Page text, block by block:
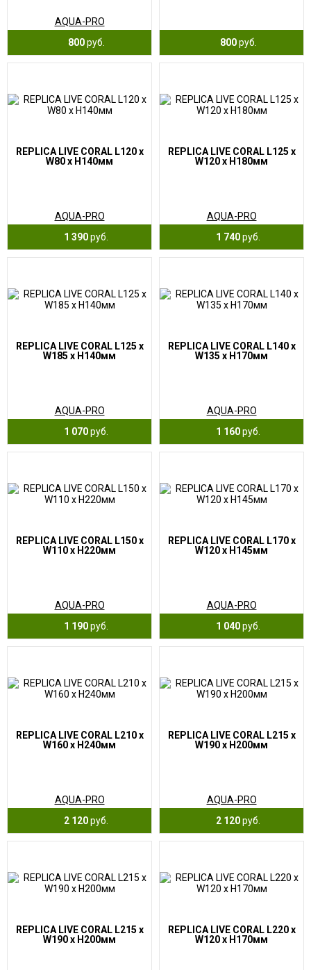
AQUA-PRO
800руб. 800руб.
REPLICA LIVE CORAL L120 x
W80 x H140мм
AQUA-PRO
1 390руб.
REPLICA LIVE CORAL L125 x
W120 x H180мм
AQUA-PRO
1 740руб.
REPLICA LIVE CORAL L125 x
W185 x H140мм
AQUA-PRO
1 070руб.
REPLICA LIVE CORAL L140 x
W135 x H170мм
AQUA-PRO
1 160руб.
REPLICA LIVE CORAL L150 x
W110 x H220мм
AQUA-PRO
1 190руб.
REPLICA LIVE CORAL L170 x
W120 x H145мм
AQUA-PRO
1 040руб.
REPLICA LIVE CORAL L210 x
W160 x H240мм
AQUA-PRO
2 120руб.
REPLICA LIVE CORAL L215 x
W190 x H200мм
AQUA-PRO
2 120руб.
REPLICA LIVE CORAL L215 x
W190 x H200мм
REPLICA LIVE CORAL L220 x
W120 x H170мм